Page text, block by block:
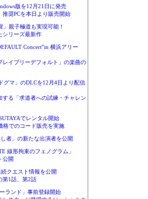
版を12月21日に発売
奨PCを本日より販売開始
親子極道も実現可能！
シリーズ最新作
Concert”in 横浜アリー
レイブリーデフォルト」の楽曲の
グマ」のDLCを12月4日より配信
する「求道者への試練・チャレン
でレンタル開始
格でのコード販売を実施
者」の新たな出演者を公開
線形拘束のフェノグラム」
公開
クエスト情報を公開
第1話、第2話
ランド」事前登録開始